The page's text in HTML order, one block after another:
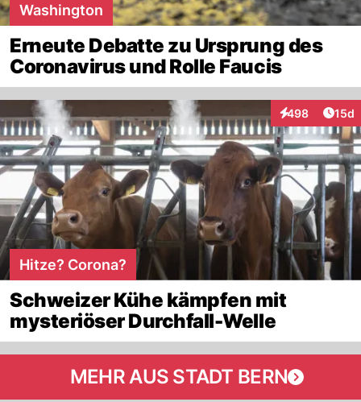
Washington
Erneute Debatte zu Ursprung des
Coronavirus und Rolle Faucis
498
Interaktionen
15d
Hitze? Corona?
Schweizer Kühe kämpfen mit
mysteriöser Durchfall-Welle
MEHR AUS STADT BERN